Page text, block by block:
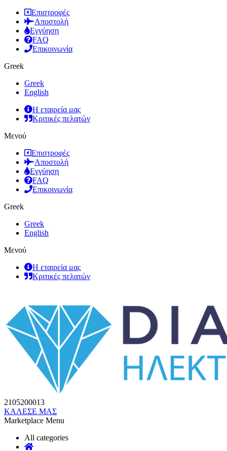
Επιστροφές
Αποστολή
Εγγύηση
FAQ
Επικοινωνία
Greek
Greek
English
Η εταιρεία μας
Κριτικές πελατών
Μενού
Επιστροφές
Αποστολή
Εγγύηση
FAQ
Επικοινωνία
Greek
Greek
English
Μενού
Η εταιρεία μας
Κριτικές πελατών
2105200013
ΚΑΛΕΣΕ ΜΑΣ
Marketplace Menu
All categories